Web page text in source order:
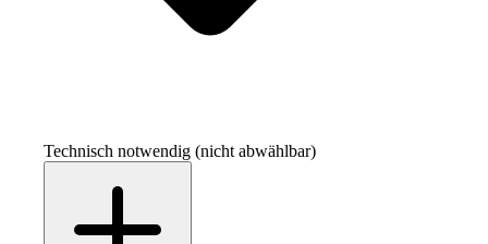
Technisch notwendig (nicht abwählbar)